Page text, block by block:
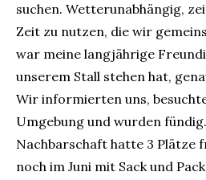
suchen. Wetterunabhängig,
Zeit zu nutzen, die wir
war meine langjährige
unserem Stall stehen hat,
Wir informierten uns,
Umgebung und wurden
Nachbarschaft hatte 3 Plätze
noch im Juni mit Sack und